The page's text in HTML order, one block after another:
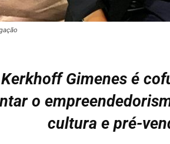
Gimenes é
o
cultura e pré-